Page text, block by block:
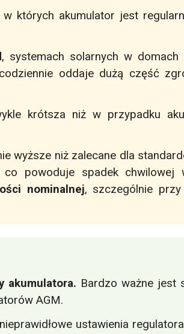
których akumulator jest
, systemach solarnych w domach
oddaje dużą część
krótsza niż w przypadku
wyższe niż zalecane dla
powoduje spadek chwilowej
nominalnej, szczególnie przy
akumulatora. Bardzo ważne jest
AGM.
ustawienia